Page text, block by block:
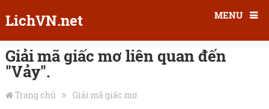
LichVN.net MENU
Giải mã giấc mơ liên quan đến
"Vảy".
Trang chủ Giải mã giấc mơ